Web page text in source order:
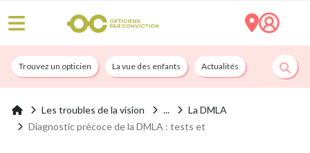
Trouvez un opticien La vue des enfants Actualités Nos services
Les troubles de la vision
La DMLA
Diagnostic précoce de la DMLA : tests et